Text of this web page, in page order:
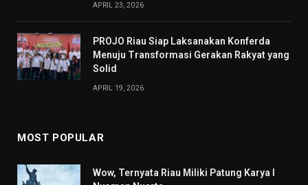
APRIL 23, 2026
PROJO Riau Siap Laksanakan Konferda
Menuju Transformasi Gerakan Rakyat yang
Solid
APRIL 19, 2026
MOST POPULAR
Wow, Ternyata Riau Miliki Patung Karya I